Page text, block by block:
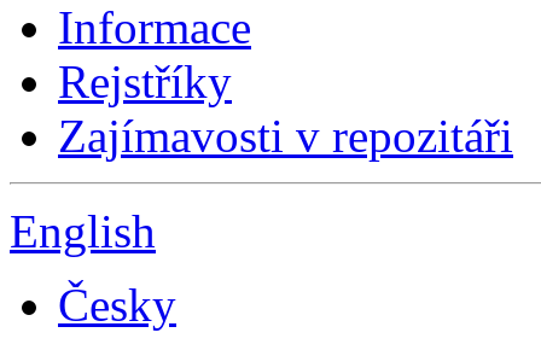
Informace
Rejstříky
Zajímavosti v repozitáři
English
Česky